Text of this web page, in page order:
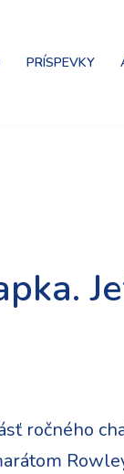
PRÍSPEVKY
ročného